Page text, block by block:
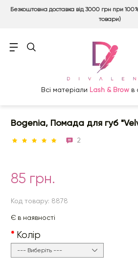
Безкоштовна доставка від 3000 грн при
товари)
Всі матеріали Lash & Brow в
Bogenia, Помада для губ
2
85 грн.
Код товару: 8878
Є в наявності
Колір